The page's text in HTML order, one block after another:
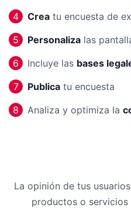
4
Crea tu encuesta de
5 Personaliza las
6 Incluye las bases
7 Publica tu encuesta
8 Analiza y optimiza la
La opinión de tus
productos o servicios